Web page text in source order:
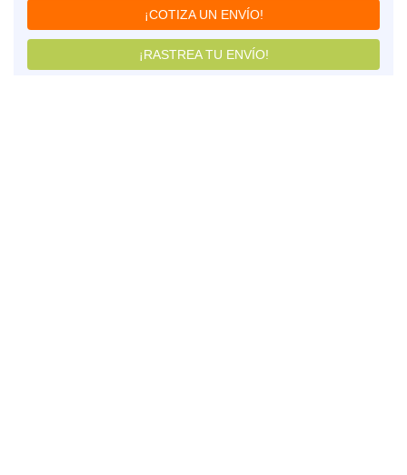
¡COTIZA UN ENVÍO!
¡RASTREA TU ENVÍO!